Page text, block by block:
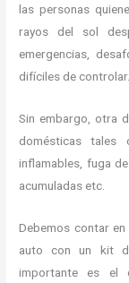
las personas
rayos del sol
emergencias,
difíciles de controlar.
Sin embargo, otra
domésticas tales
inflamables, fuga
acumuladas etc.
Debemos contar
auto con un kit
importante es el